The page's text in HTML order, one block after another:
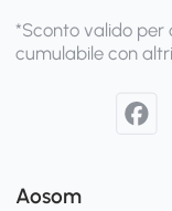
*Sconto valido per
cumulabile con
Aosom